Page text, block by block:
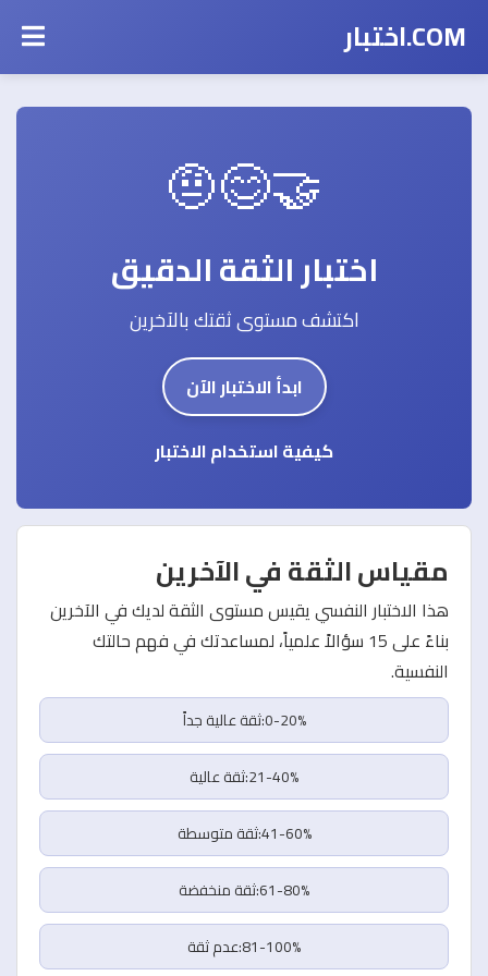
COM.اختبار
🤝😊🤨
اختبار الثقة الدقيق
اكتشف مستوى ثقتك بالآخرين
ابدأ الاختبار الآن
كيفية استخدام الاختبار
مقياس الثقة في الآخرين
هذا الاختبار النفسي يقيس مستوى الثقة لديك في الآخرين
بناءً على 15 سؤالاً علمياً، لمساعدتك في فهم حالتك
النفسية.
0-20%:ثقة عالية جداً
21-40%:ثقة عالية
41-60%:ثقة متوسطة
61-80%:ثقة منخفضة
81-100%:عدم ثقة